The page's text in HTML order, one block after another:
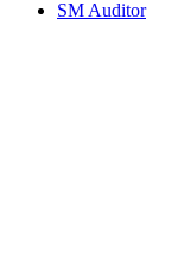
SM Auditor